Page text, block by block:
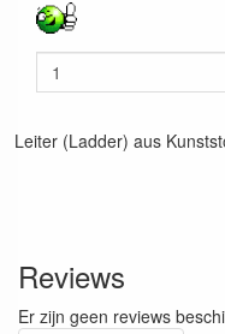
Leiter (Ladder) aus
Reviews
Er zijn geen reviews